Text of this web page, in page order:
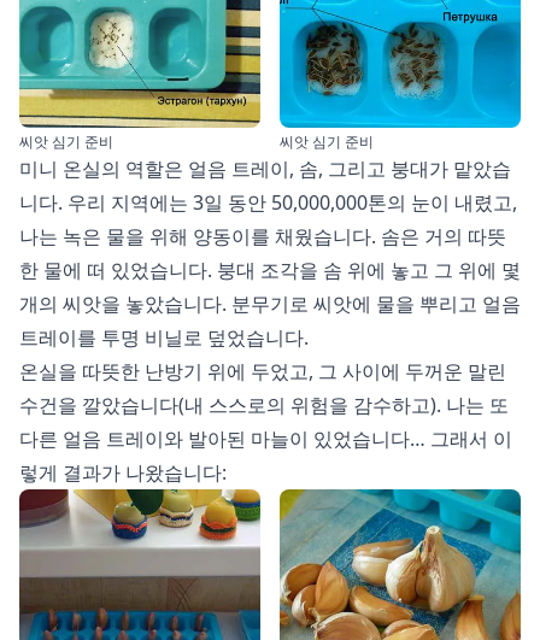
씨앗 심기 준비 씨앗 심기 준비
미니 온실의 역할은 얼음 트레이, 솜, 그리고 붕대가 맡았습
니다. 우리 지역에는 3일 동안 50,000,000톤의 눈이 내렸고,
나는 녹은 물을 위해 양동이를 채웠습니다. 솜은 거의 따뜻
한 물에 떠 있었습니다. 붕대 조각을 솜 위에 놓고 그 위에 몇
개의 씨앗을 놓았습니다. 분무기로 씨앗에 물을 뿌리고 얼음
트레이를 투명 비닐로 덮었습니다.
온실을 따뜻한 난방기 위에 두었고, 그 사이에 두꺼운 말린
수건을 깔았습니다(내 스스로의 위험을 감수하고). 나는 또
다른 얼음 트레이와 발아된 마늘이 있었습니다… 그래서 이
렇게 결과가 나왔습니다: